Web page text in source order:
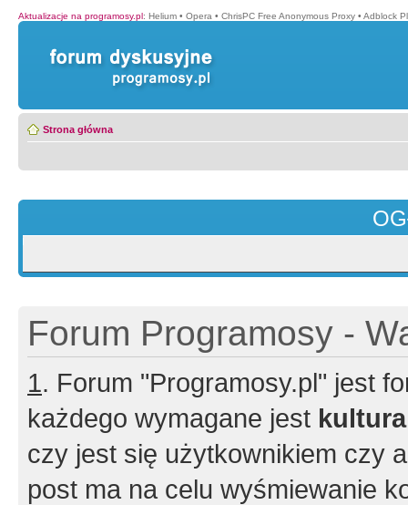
Aktualizacje na programosy.pl: Helium • Opera • ChrisPC Free Anonymous Proxy • Adblock
Strona główna
Forum Programosy -
1. Forum "Programosy.pl" jest
każdego wymagane jest
czy jest się użytkownikiem czy
post ma na celu wyśmiewanie